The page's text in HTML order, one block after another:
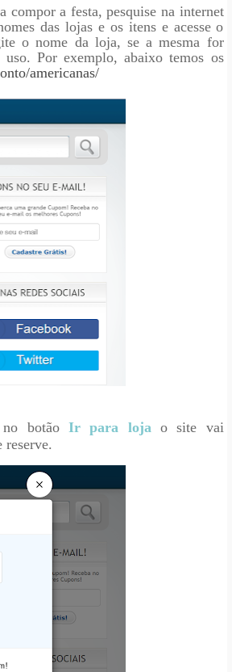
compor a festa, pesquise na internet
das lojas e os itens e acesse o
o nome da loja, se a mesma for
Por exemplo, abaixo temos os
americanas/
botãoIr para loja o site vai